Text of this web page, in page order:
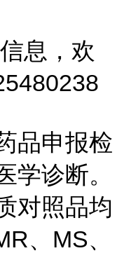
息，欢
品申报检
学诊断。
对照品均
、MS、